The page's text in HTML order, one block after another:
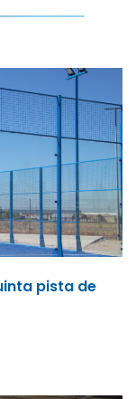
pista de